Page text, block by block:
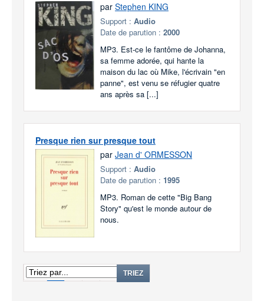
par Stephen KING
Support : Audio
Date de parution : 2000
MP3. Est-ce le fantôme de Johanna,
sa femme adorée, qui hante la
maison du lac où Mike, l'écrivain "en
panne", est venu se réfugier quatre
ans après sa [...]
Presque rien sur presque tout
par Jean d' ORMESSON
Support : Audio
Date de parution : 1995
MP3. Roman de cette "Big Bang
Story" qu'est le monde autour de
nous.
1 TRIEZ